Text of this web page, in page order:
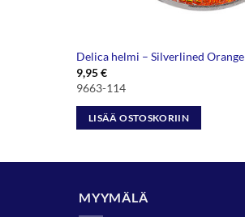
Delica helmi – Silverlined Orange
9,95€
9663-114
LISÄÄ OSTOSKORIIN
MYYMÄLÄ